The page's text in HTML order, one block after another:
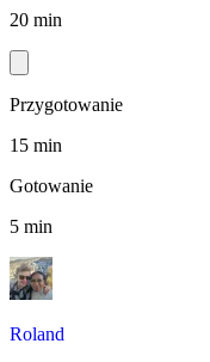
20 min
Przygotowanie
15 min
Gotowanie
5 min
Roland